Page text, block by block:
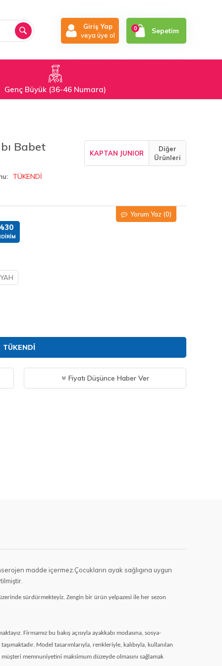
Giriş Yap
veya üye ol
0 Sepetim
Genç Büyük (36-46 Numara)
Babet
KAPTAN JUNIOR
Diğer
Ürünleri
TÜKENDİ
Yorum Yaz (0)
TÜKENDI
Fiyatı Düşünce Haber Ver
madde içermez.Çocukların ayak sağlıgına uygun
sürdürmekteyiz. Zengin bir ürün yelpazesi ile her sezon
Firmamız bu bakış açısıyla ayakkabı modasına, sosya-
Model tasarımlarıyla, renkleriyle, kalıbıyla, kullanılan
memnuniyetini maksimum düzeyde olmasını sağlamak